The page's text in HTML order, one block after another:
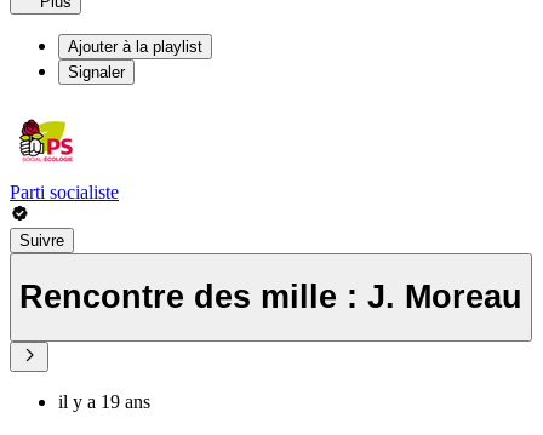
Ajouter à la playlist
Signaler
Parti socialiste
Suivre
Rencontre des mille : J. Moreau
il y a 19 ans